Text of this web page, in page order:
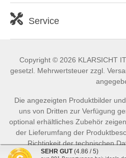
Service
Copyright © 2026 KLARSICHT
gesetzl. Mehrwertsteuer zzgl.
Die angezeigten Produktbilder
uns von Dritten zur Verfügung
optional erhältliches Zubehör
der Lieferumfang der
Richtigkeit der technischen
SEHR GUT (4.86 / 5)